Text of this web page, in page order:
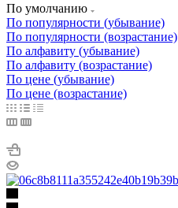
По умолчанию
По популярности (убывание)
По популярности (возрастание)
По алфавиту (убывание)
По алфавиту (возрастание)
По цене (убывание)
По цене (возрастание)